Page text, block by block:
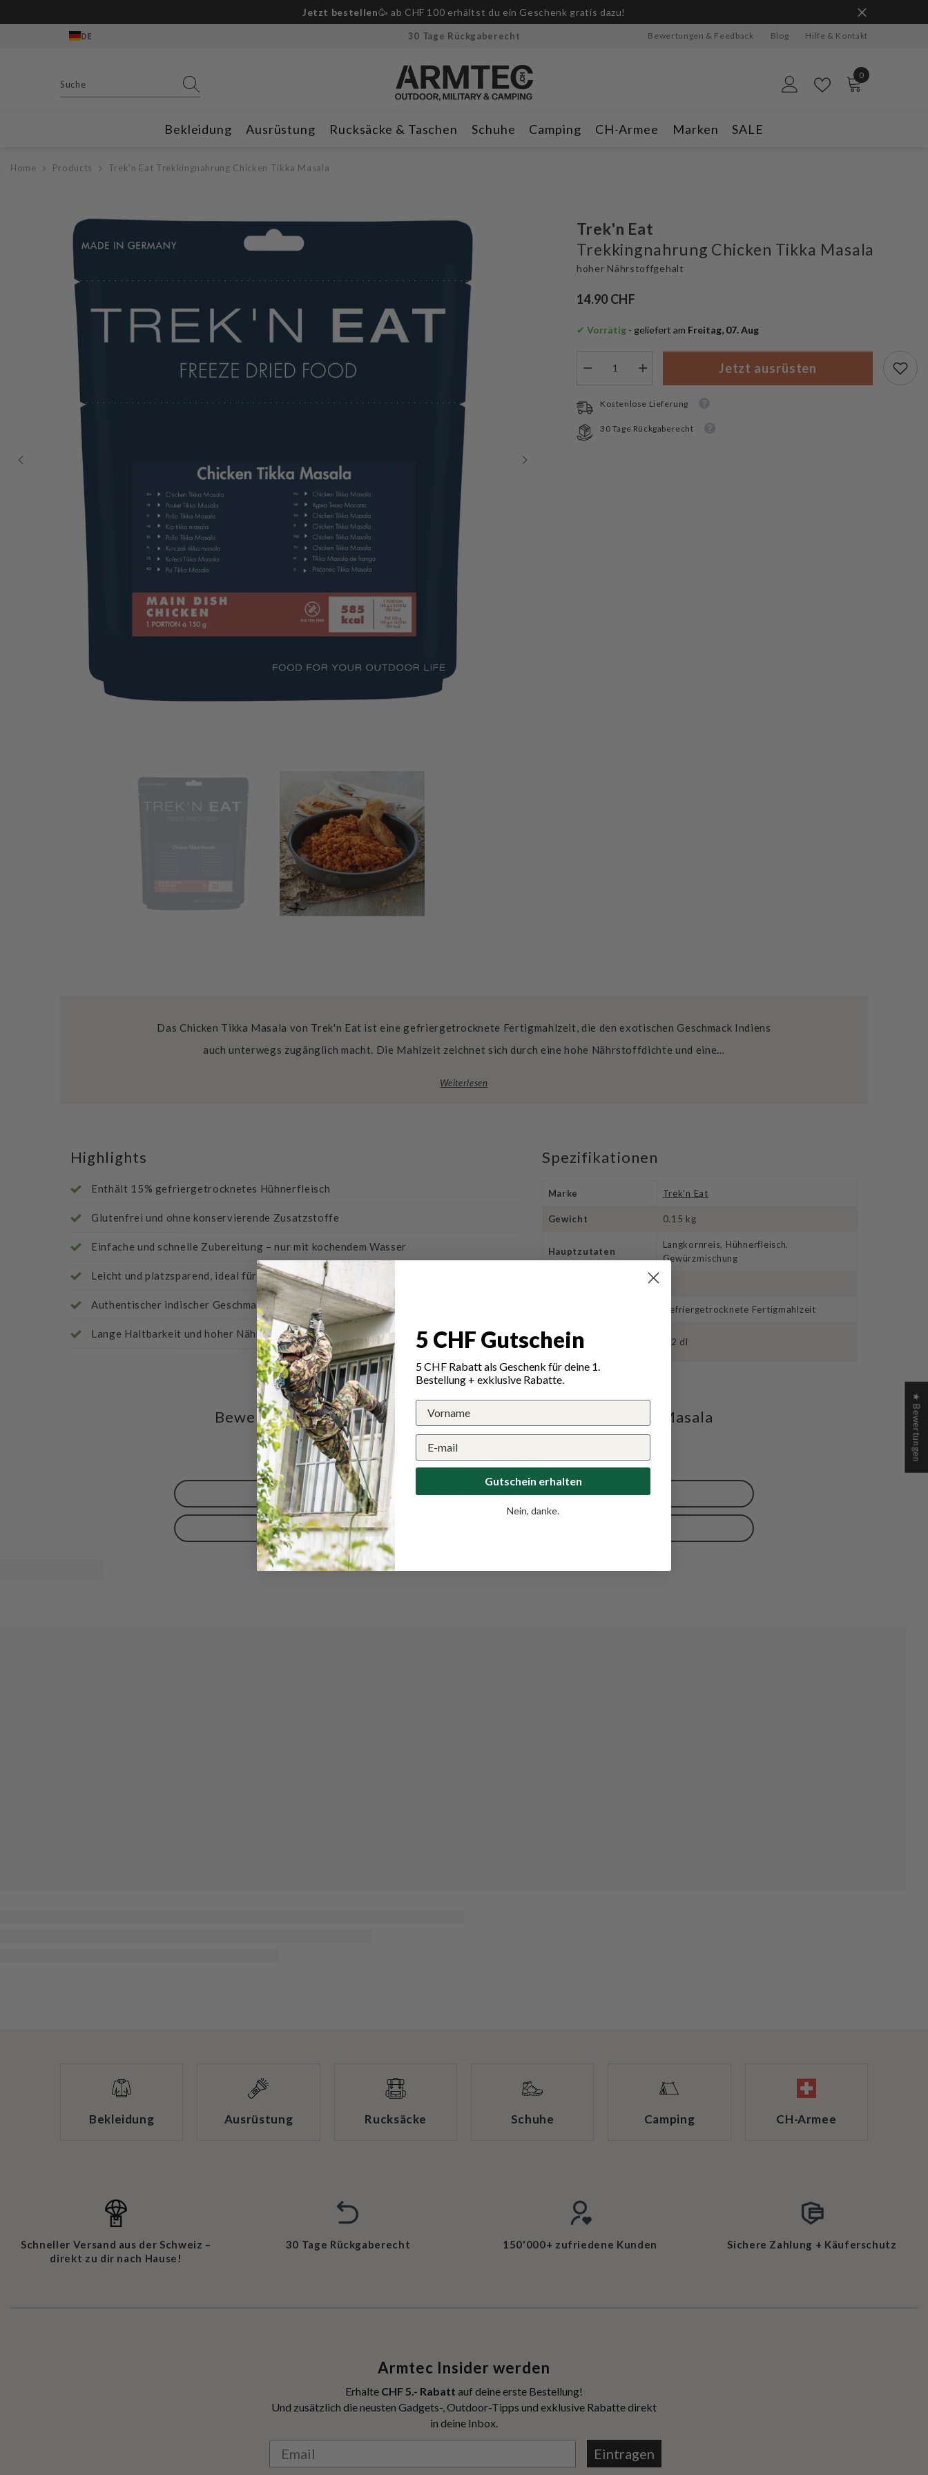
Jetzt bestellen🥳 ab CHF 100 erhältst du ein Geschenk gratis dazu!
DE 30 Tage Rückgaberecht Bewertungen & Feedback Blog Hilfe & Kontakt
0
0
Bekleidung Ausrüstung Rucksäcke & Taschen Schuhe Camping CH-Armee Marken SALE
Home Products Trek'n Eat Trekkingnahrung Chicken Tikka Masala
Trek'n Eat
Trekkingnahrung Chicken Tikka Masala
hoher Nährstoffgehalt
14.90 CHF
✔ Vorrätig - geliefert am Freitag, 07. Aug
Trek&#39;n
Eat
Trekkingnahrung
Chicken
Menge
Trek&#39;n
Trekkingnahrung
Chicken
Jetzt ausrüsten
Kostenlose Lieferung
30 Tage Rückgaberecht
Das Chicken Tikka Masala von Trek'n Eat ist eine gefriergetrocknete Fertigmahlzeit, die den exotischen Geschmack Indiens
auch unterwegs zugänglich macht. Die Mahlzeit zeichnet sich durch eine hohe Nährstoffdichte und eine…
Weiterlesen
Highlights
Enthält 15% gefriergetrocknetes Hühnerfleisch
Glutenfrei und ohne konservierende Zusatzstoffe
Einfache und schnelle Zubereitung – nur mit kochendem Wasser
Leicht und platzsparend, ideal für unterwegs
Authentischer indischer Geschmack
Lange Haltbarkeit und hoher Nährstoffgehalt
Spezifikationen
Marke Trek'n Eat
Gewicht 0.15 kg
Hauptzutaten
Langkornreis, Hühnerfleisch,
Gewürzmischung
Gefriergetrocknete Fertigmahlzeit
Benötigte
Wasserzugabe
3,2 dl
Bewertungen für Trek'n Eat Trekkingnahrung Chicken Tikka Masala
Schreiben Sie die erste Bewertung
Schreibe eine Bewertung
Bekleidung Ausrüstung Rucksäcke Schuhe Camping CH-Armee
Schneller Versand aus der Schweiz –
direkt zu dir nach Hause!
30 Tage Rückgaberecht 150'000+ zufriedene Kunden Sichere Zahlung + Käuferschutz
Armtec Insider werden
Erhalte CHF 5.- Rabatt auf deine erste Bestellung!
Und zusätzlich die neusten Gadgets-, Outdoor-Tipps und exklusive Rabatte direkt
in deine Inbox.
Eintragen
★ Bewertungen
5 CHF Gutschein
5 CHF Rabatt als Geschenk für deine 1.
Bestellung + exklusive Rabatte.
Gutschein erhalten
Nein, danke.